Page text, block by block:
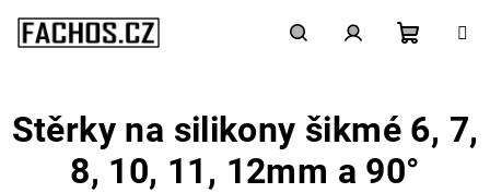
obsah
košík
Stěrky na silikony šikmé 6, 7,
8, 10, 11, 12mm a 90°